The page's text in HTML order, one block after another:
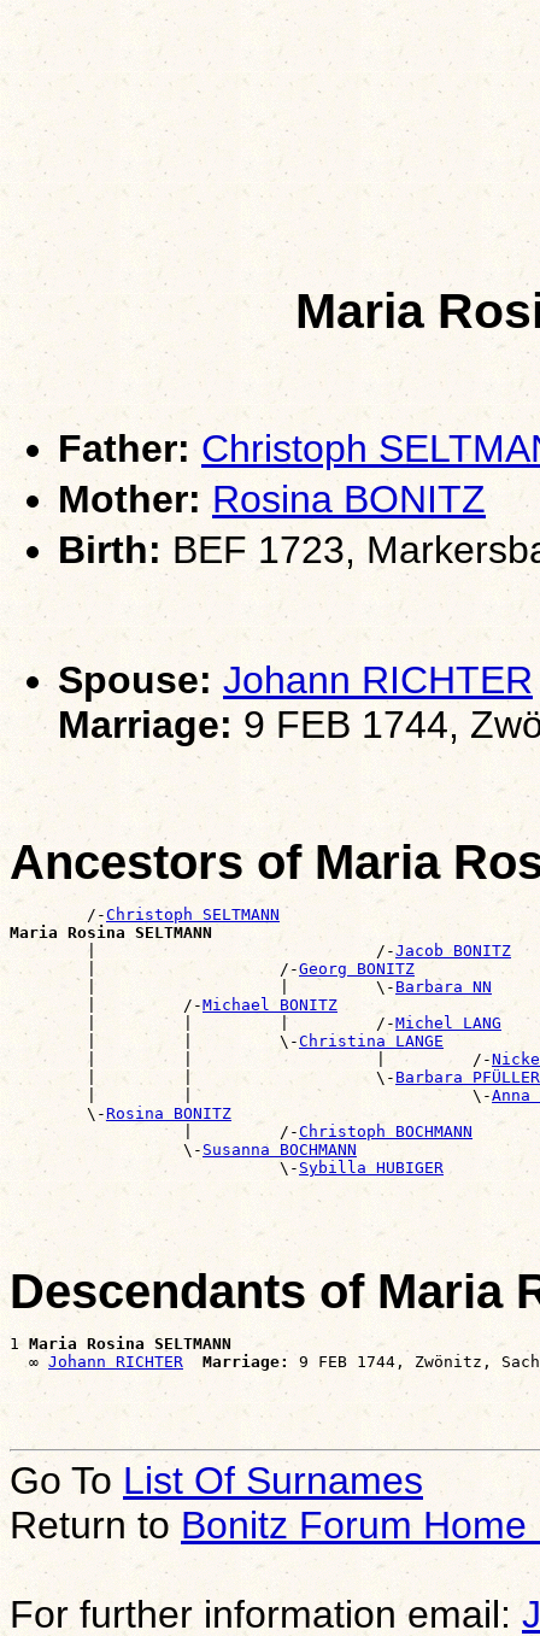
Maria
Father: Christoph
Mother: Rosina BONITZ
Birth: BEF 1723,
Spouse: Johann RICHTER
Marriage: 9 FEB 1744,
Ancestors of Maria
        /-
Christoph SELTMANN
Maria Rosina SELTMANN
|                             /-Jacob BONITZ
        |                   /-
Georg BONITZ
        |                   |         \-
Barbara NN
        |         /-
Michael BONITZ
        |         |         |         /-
Michel LANG
        |         |         \-
Christina LANGE
        |         |                   |         /-
        |         |                   \-
Barbara PFÜLLER
        |         |                             \-
Anna
        \-
Rosina BONITZ
                  |         /-
Christoph BOCHMANN
                  \-
Susanna BOCHMANN
                            \-
Sybilla HUBIGER
Descendants of Maria
1 Maria Rosina SELTMANN
  ∞
Johann RICHTER Marriage:
Go To List Of Surnames
Return to Bonitz Forum Home
For further information email: